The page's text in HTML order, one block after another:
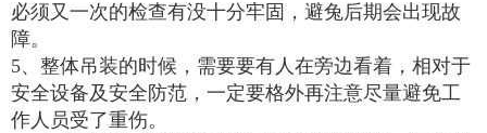
必须又一次的检查有没十分牢固，避兔后期会出现故
障。
5、整体吊装的时候，需要要有人在旁边看着，相对于
安全设备及安全防范，一定要格外再注意尽量避免工
作人员受了重伤。